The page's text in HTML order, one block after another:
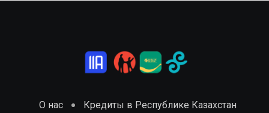
О нас Кредиты в Республике Казахстан